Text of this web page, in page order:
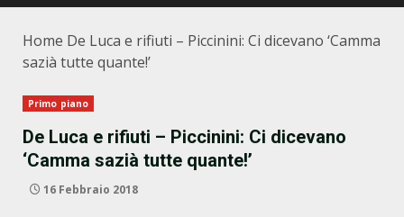
Home De Luca e rifiuti – Piccinini: Ci dicevano ‘Camma
sazià tutte quante!’
Primo piano
De Luca e rifiuti – Piccinini: Ci dicevano
‘Camma sazià tutte quante!’
16 Febbraio 2018